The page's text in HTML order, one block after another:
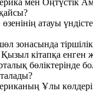
мен Оңтүстік
атауы
зонасында тіршілік
Қызыл кітапқа енген
бөліктерінде
Ұлы